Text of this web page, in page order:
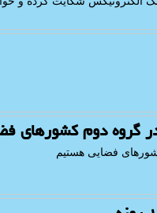
گروه دوم کشورهای
فضایی هستیم